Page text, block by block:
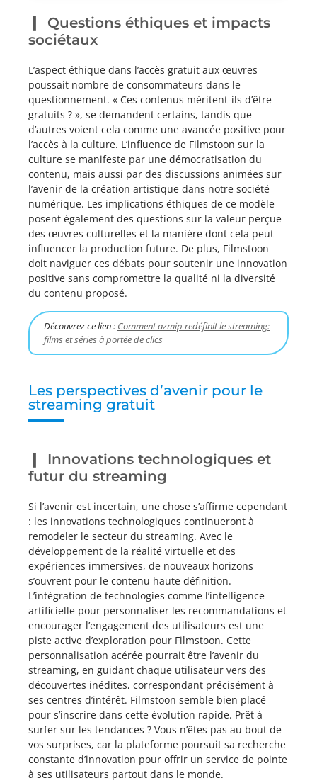
Questions éthiques et impacts
sociétaux
L’aspect éthique dans l’accès gratuit aux œuvres
poussait nombre de consommateurs dans le
questionnement. « Ces contenus méritent-ils d’être
gratuits ? », se demandent certains, tandis que
d’autres voient cela comme une avancée positive pour
l’accès à la culture. L’influence de Filmstoon sur la
culture se manifeste par une démocratisation du
contenu, mais aussi par des discussions animées sur
l’avenir de la création artistique dans notre société
numérique. Les implications éthiques de ce modèle
posent également des questions sur la valeur perçue
des œuvres culturelles et la manière dont cela peut
influencer la production future. De plus, Filmstoon
doit naviguer ces débats pour soutenir une innovation
positive sans compromettre la qualité ni la diversité
du contenu proposé.
Découvrez ce lien : Comment azmip redéfinit le streaming:
films et séries à portée de clics
Les perspectives d’avenir pour le
streaming gratuit
Innovations technologiques et
futur du streaming
Si l’avenir est incertain, une chose s’affirme cependant
: les innovations technologiques continueront à
remodeler le secteur du streaming. Avec le
développement de la réalité virtuelle et des
expériences immersives, de nouveaux horizons
s’ouvrent pour le contenu haute définition.
L’intégration de technologies comme l’intelligence
artificielle pour personnaliser les recommandations et
encourager l’engagement des utilisateurs est une
piste active d’exploration pour Filmstoon. Cette
personnalisation acérée pourrait être l’avenir du
streaming, en guidant chaque utilisateur vers des
découvertes inédites, correspondant précisément à
ses centres d’intérêt. Filmstoon semble bien placé
pour s’inscrire dans cette évolution rapide. Prêt à
surfer sur les tendances ? Vous n’êtes pas au bout de
vos surprises, car la plateforme poursuit sa recherche
constante d’innovation pour offrir un service de pointe
à ses utilisateurs partout dans le monde.